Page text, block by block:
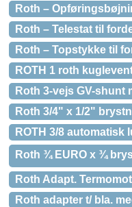
Roth –
Roth – Telestat til
Roth – Topstykke til
ROTH 1 roth
Roth 3-vejs GV-shunt
Roth 3/4" x 1/2"
ROTH 3/8 automatisk
Roth ¾ EURO x ¾
Roth Adapt.
Roth adapter t/ bla.